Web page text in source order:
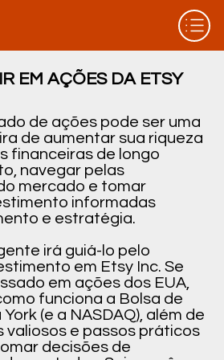
EM AÇÕES DA ETSY
de ações pode ser uma
de aumentar sua riqueza
financeiras de longo
navegar pelas
mercado e tomar
informadas
e estratégia.
irá guiá-lo pelo
em Etsy Inc. Se
em ações dos EUA,
funciona a Bolsa de
(e a NASDAQ), além de
valiosos e passos práticos
decisões de